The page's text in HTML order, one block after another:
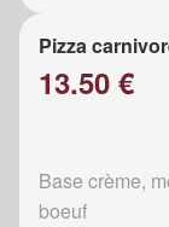
Pizza
13.50 €
Base crème,
boeuf